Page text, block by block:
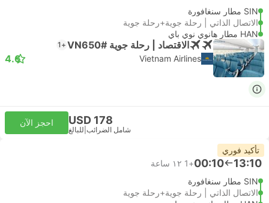
SIN مطار سنغافورة
الاتصال الذاتي | رحلة جوية+رحلة جوية
HAN مطار هانوي نوي باي
الاقتصاد | رحلة جوية #VN650 +1
Vietnam Airlines
4.6
USD 178
شامل الضرائب للبالغ
احجز الآن
تأكيد فوري
13:10
00:10
+1
١٢ ساعة
SIN مطار سنغافورة
الاتصال الذاتي | رحلة جوية+رحلة جوية